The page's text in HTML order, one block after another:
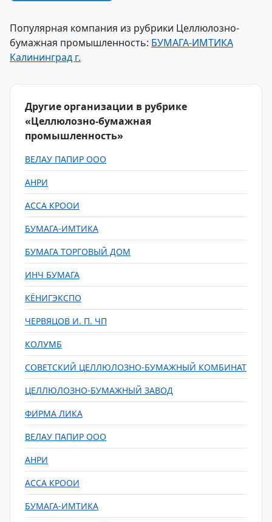
Популярная компания из рубрики Целлюлозно-
бумажная промышленность: БУМАГА-ИМТИКА
Калининград г.
Другие организации в рубрике
«Целлюлозно-бумажная
промышленность»
ВЕЛАУ ПАПИР ООО
АНРИ
АССА КРООИ
БУМАГА-ИМТИКА
БУМАГА ТОРГОВЫЙ ДОМ
ИНЧ БУМАГА
КЁНИГЭКСПО
ЧЕРВЯЦОВ И. П. ЧП
КОЛУМБ
СОВЕТСКИЙ ЦЕЛЛЮЛОЗНО-БУМАЖНЫЙ КОМБИНАТ
ЦЕЛЛЮЛОЗНО-БУМАЖНЫЙ ЗАВОД
ФИРМА ЛИКА
ВЕЛАУ ПАПИР ООО
АНРИ
АССА КРООИ
БУМАГА-ИМТИКА